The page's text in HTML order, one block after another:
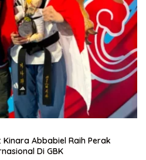
Abbabiel Raih Perak
Di GBK